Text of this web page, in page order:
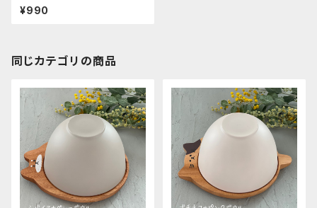
ode)
¥990
同じカテゴリの商品